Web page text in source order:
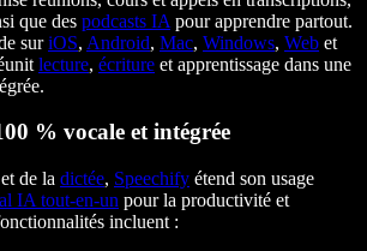
que des podcasts IA pour apprendre partout.
suriOS, Android, Mac, Windows, Web et
lecture, écriture et apprentissage dans une
% vocale et intégrée
et de la dictée, Speechify étend son usage
IA tout-en-un pour la productivité et
incluent :